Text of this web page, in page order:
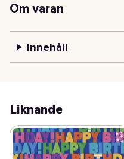
Om varan
Innehåll
Liknande